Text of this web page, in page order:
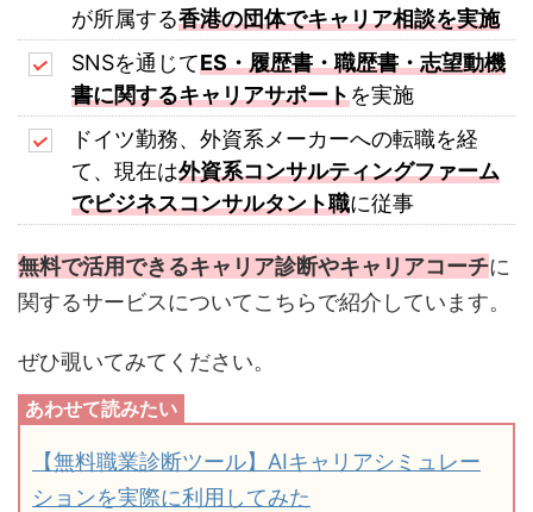
が所属する香港の団体でキャリア相談を実施
SNSを通じてES・履歴書・職歴書・志望動機
書に関するキャリアサポートを実施
ドイツ勤務、外資系メーカーへの転職を経
て、現在は外資系コンサルティングファーム
でビジネスコンサルタント職に従事
無料で活用できるキャリア診断やキャリアコーチに
関するサービスについてこちらで紹介しています。
ぜひ覗いてみてください。
【無料職業診断ツール】AIキャリアシミュレー
ションを実際に利用してみた